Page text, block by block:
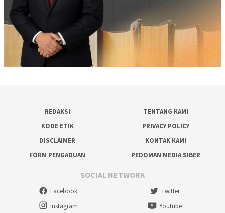
REDAKSI
TENTANG KAMI
KODE ETIK
PRIVACY POLICY
DISCLAIMER
KONTAK KAMI
FORM PENGADUAN
PEDOMAN MEDIA SIBER
SOCIAL NETWORK
Facebook
Twitter
Instagram
Youtube